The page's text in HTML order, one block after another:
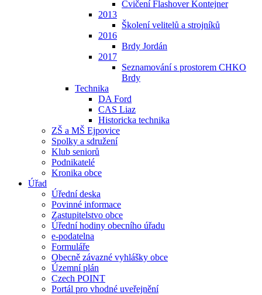
Cvičení Flashover Kontejner
2013
Školení velitelů a strojníků
2016
Brdy Jordán
2017
Seznamování s prostorem CHKO
Brdy
Technika
DA Ford
CAS Liaz
Historicka technika
ZŠ a MŠ Ejpovice
Spolky a sdružení
Klub seniorů
Podnikatelé
Kronika obce
Úřad
Úřední deska
Povinné informace
Zastupitelstvo obce
Úřední hodiny obecního úřadu
e-podatelna
Formuláře
Obecně závazné vyhlášky obce
Územní plán
Czech POINT
Portál pro vhodné uveřejnění